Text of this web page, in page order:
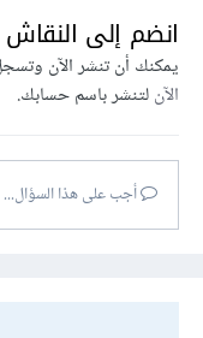
انضم إلى النقاش
يمكنك أن تنشر الآن
الآنلتنشر باسم حسابك.
أجب على هذا السؤال...